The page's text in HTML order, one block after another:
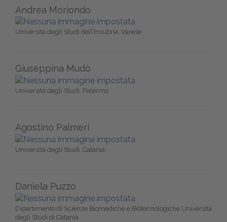
Andrea Moriondo
Università degli Studi dell’Insubria, Varese
Giuseppina Mudò
Università degli Studi, Palermo
Agostino Palmeri
Università degli Studi, Catania
Daniela Puzzo
Dipartimento di Scienze Biomediche e Biotecnologiche Università
degli Studi di Catania